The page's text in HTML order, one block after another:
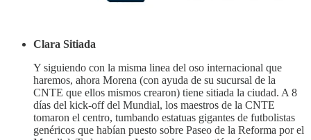
Clara Sitiada
Y siguiendo con la misma linea del oso internacional que
haremos, ahora Morena (con ayuda de su sucursal de la
CNTE que ellos mismos crearon) tiene sitiada la ciudad. A 8
días del kick-off del Mundial, los maestros de la CNTE
tomaron el centro, tumbando estatuas gigantes de futbolistas
genéricos que habían puesto sobre Paseo de la Reforma por el